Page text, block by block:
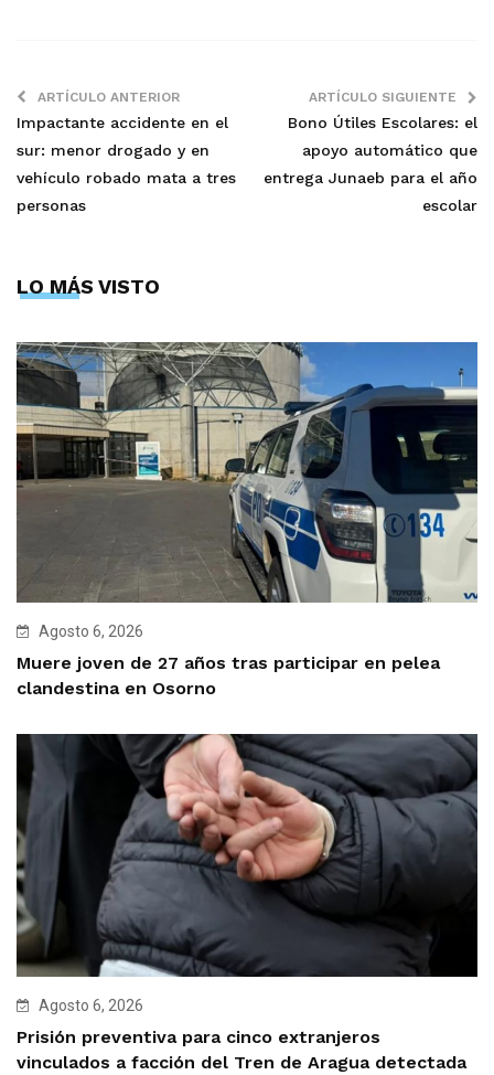
ARTÍCULO ANTERIOR
Impactante accidente en el
sur: menor drogado y en
vehículo robado mata a tres
personas
ARTÍCULO SIGUIENTE
Bono Útiles Escolares: el
apoyo automático que
entrega Junaeb para el año
escolar
LO MÁS VISTO
Agosto 6, 2026
Muere joven de 27 años tras participar en pelea
clandestina en Osorno
Agosto 6, 2026
Prisión preventiva para cinco extranjeros
vinculados a facción del Tren de Aragua detectada